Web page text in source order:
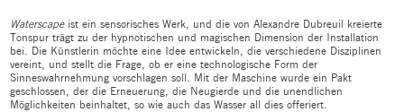
Waterscapeist ein sensorisches Werk, und die von Alexandre Dubreuil kreierte
Tonspur trägt zu der hypnotischen und magischen Dimension der Installation
bei. Die Künstlerin möchte eine Idee entwickeln, die verschiedene Disziplinen
vereint, und stellt die Frage, ob er eine technologische Form der
Sinneswahrnehmung vorschlagen soll. Mit der Maschine wurde ein Pakt
geschlossen, der die Erneuerung, die Neugierde und die unendlichen
Möglichkeiten beinhaltet, so wie auch das Wasser all dies offeriert.